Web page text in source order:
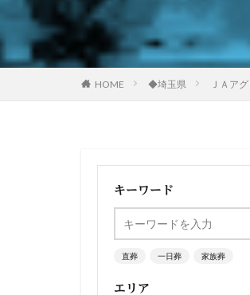
HOME ◆埼玉県 ＪＡア
キーワード
直葬 一日葬 家族葬
エリア